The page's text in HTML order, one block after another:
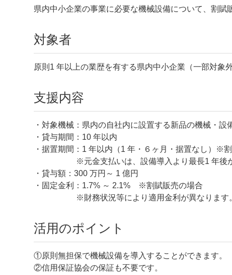
県内中小企業の事業に必要な機械設備について、割賦
対象者
原則1 年以上の業歴を有する県内中小企業（一部対象
支援内容
・対象機械：県内の自社内に設置する新品の機械・設
・貸与期間：10 年以内
・据置期間：1 年以内（1 年・６ヶ月・据置なし）※
※元金支払いは、設備導入より最長1 年後から
・貸与額：300 万円～ 1 億円
・固定金利：1.7% ～ 2.1% ※割賦販売の場合
※財務状況等により適用金利が異なります
活用のポイント
①原則無担保で機械設備を導入することができます。
②信用保証協会の保証も不要です。